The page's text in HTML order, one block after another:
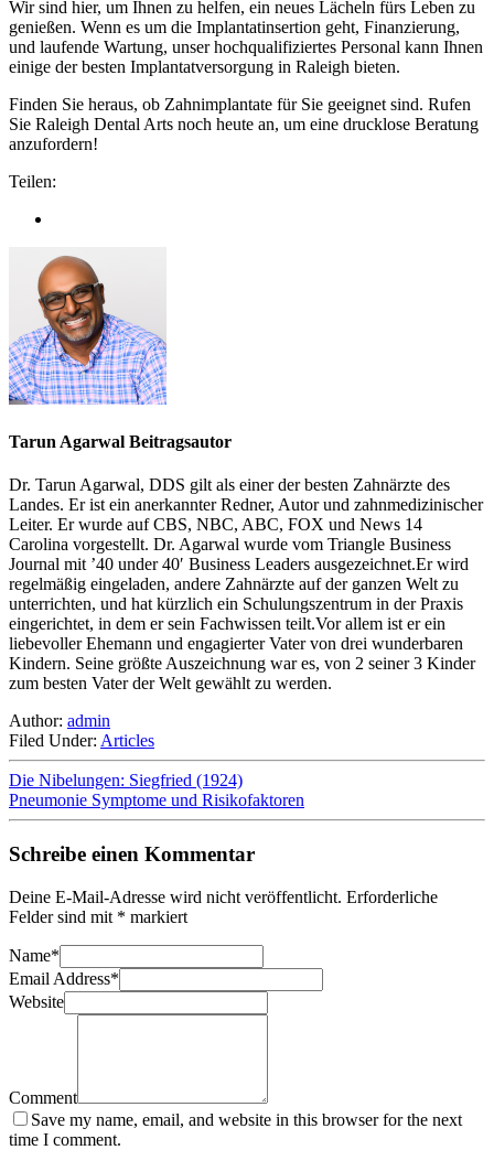
Wir sind hier, um Ihnen zu helfen, ein neues Lächeln fürs Leben zu
genießen. Wenn es um die Implantatinsertion geht, Finanzierung,
und laufende Wartung, unser hochqualifiziertes Personal kann Ihnen
einige der besten Implantatversorgung in Raleigh bieten.
Finden Sie heraus, ob Zahnimplantate für Sie geeignet sind. Rufen
Sie Raleigh Dental Arts noch heute an, um eine drucklose Beratung
anzufordern!
Teilen:
Tarun Agarwal Beitragsautor
Dr. Tarun Agarwal, DDS gilt als einer der besten Zahnärzte des
Landes. Er ist ein anerkannter Redner, Autor und zahnmedizinischer
Leiter. Er wurde auf CBS, NBC, ABC, FOX und News 14
Carolina vorgestellt. Dr. Agarwal wurde vom Triangle Business
Journal mit ’40 under 40′ Business Leaders ausgezeichnet.Er wird
regelmäßig eingeladen, andere Zahnärzte auf der ganzen Welt zu
unterrichten, und hat kürzlich ein Schulungszentrum in der Praxis
eingerichtet, in dem er sein Fachwissen teilt.Vor allem ist er ein
liebevoller Ehemann und engagierter Vater von drei wunderbaren
Kindern. Seine größte Auszeichnung war es, von 2 seiner 3 Kinder
zum besten Vater der Welt gewählt zu werden.
Author: admin
Filed Under: Articles
Die Nibelungen: Siegfried (1924)
Pneumonie Symptome und Risikofaktoren
Schreibe einen Kommentar
Deine E-Mail-Adresse wird nicht veröffentlicht. Erforderliche
Felder sind mit * markiert
Name*
Email Address*
Website
Comment
Save my name, email, and website in this browser for the next
time I comment.